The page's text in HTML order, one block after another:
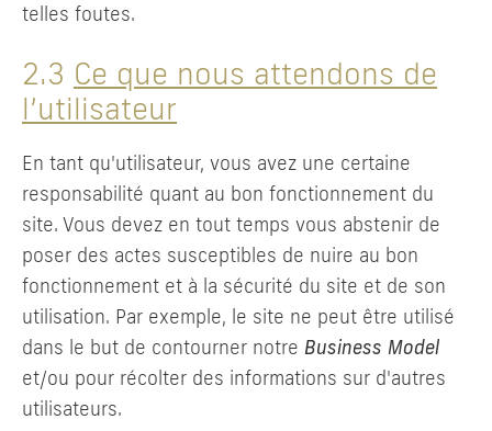
telles foutes.
2.3 Ce que nous attendons de
l’utilisateur
En tant qu'utilisateur, vous avez une certaine
responsabilité quant au bon fonctionnement du
site. Vous devez en tout temps vous abstenir de
poser des actes susceptibles de nuire au bon
fonctionnement et à la sécurité du site et de son
utilisation. Par exemple, le site ne peut être utilisé
dans le but de contourner notre Business Model
et/ou pour récolter des informations sur d'autres
utilisateurs.